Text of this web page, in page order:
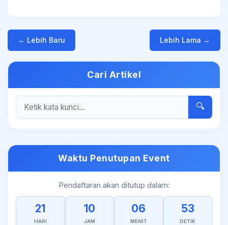
← Lebih Baru Lebih Lama →
Cari Artikel
🔍
Waktu Penutupan Event
Pendaftaran akan ditutup dalam:
21
HARI
10
JAM
06
MENIT
53
DETIK